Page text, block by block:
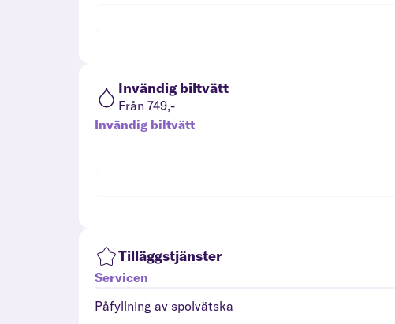
Invändig biltvätt
Från 749,-
Invändig biltvätt
Tilläggstjänster
Servicen
Påfyllning av spolvätska